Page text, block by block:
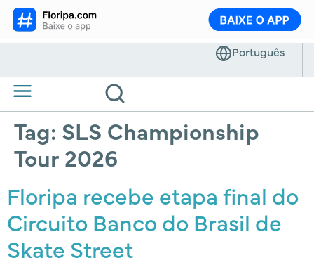
Tag: SLS Championship
Tour 2026
Floripa recebe etapa final do
Circuito Banco do Brasil de
Skate Street